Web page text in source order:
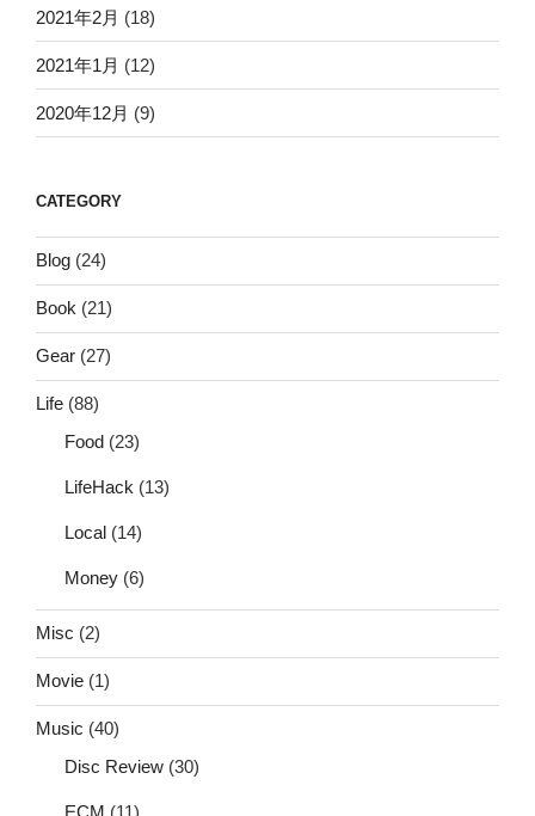
2021年2月 (18)
2021年1月 (12)
2020年12月 (9)
CATEGORY
Blog (24)
Book (21)
Gear (27)
Life (88)
Food (23)
LifeHack (13)
Local (14)
Money (6)
Misc (2)
Movie (1)
Music (40)
Disc Review (30)
ECM (11)